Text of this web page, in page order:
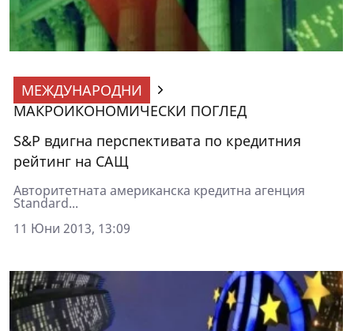
МЕЖДУНАРОДНИ
МАКРОИКОНОМИЧЕСКИ ПОГЛЕД
S&P вдигна перспективата по кредитния
рейтинг на САЩ
Авторитетната американска кредитна агенция
Standard...
11 Юни 2013, 13:09